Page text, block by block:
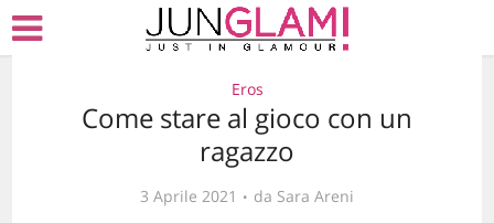
Eros
Come stare al gioco con un
ragazzo
3 Aprile 2021 da Sara Areni